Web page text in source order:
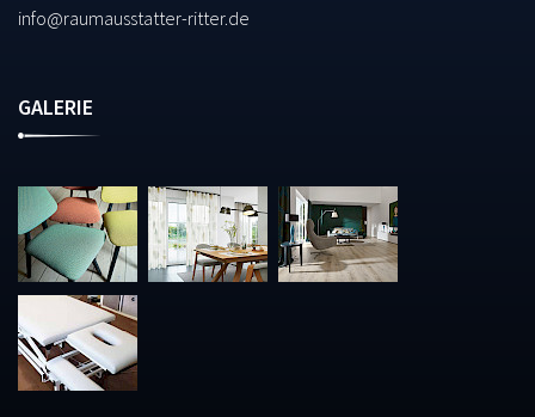
info@raumausstatter-ritter.de
GALERIE